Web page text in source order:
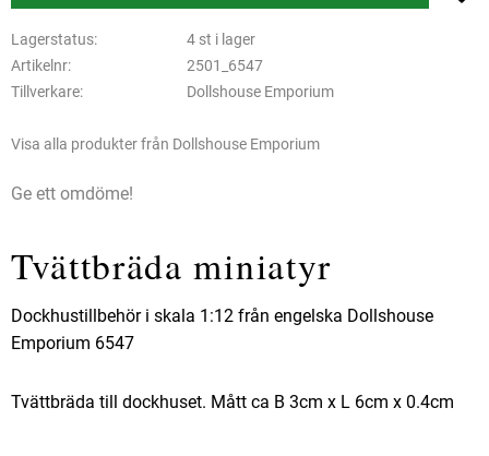
Lagerstatus
4 st i lager
Artikelnr
2501_6547
Tillverkare
Dollshouse Emporium
Visa alla produkter från Dollshouse Emporium
Ge ett omdöme!
Tvättbräda miniatyr
Dockhustillbehör i skala 1:12 från engelska Dollshouse
Emporium 6547
Tvättbräda till dockhuset. Mått ca B 3cm x L 6cm x 0.4cm